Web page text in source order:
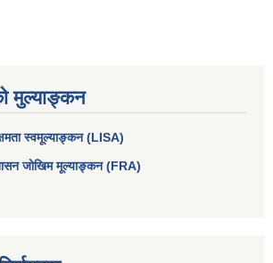
मुल्याङ्कन
स्वमूल्याङ्कन (LISA)
जोखिम मूल्याङ्कन (FRA)